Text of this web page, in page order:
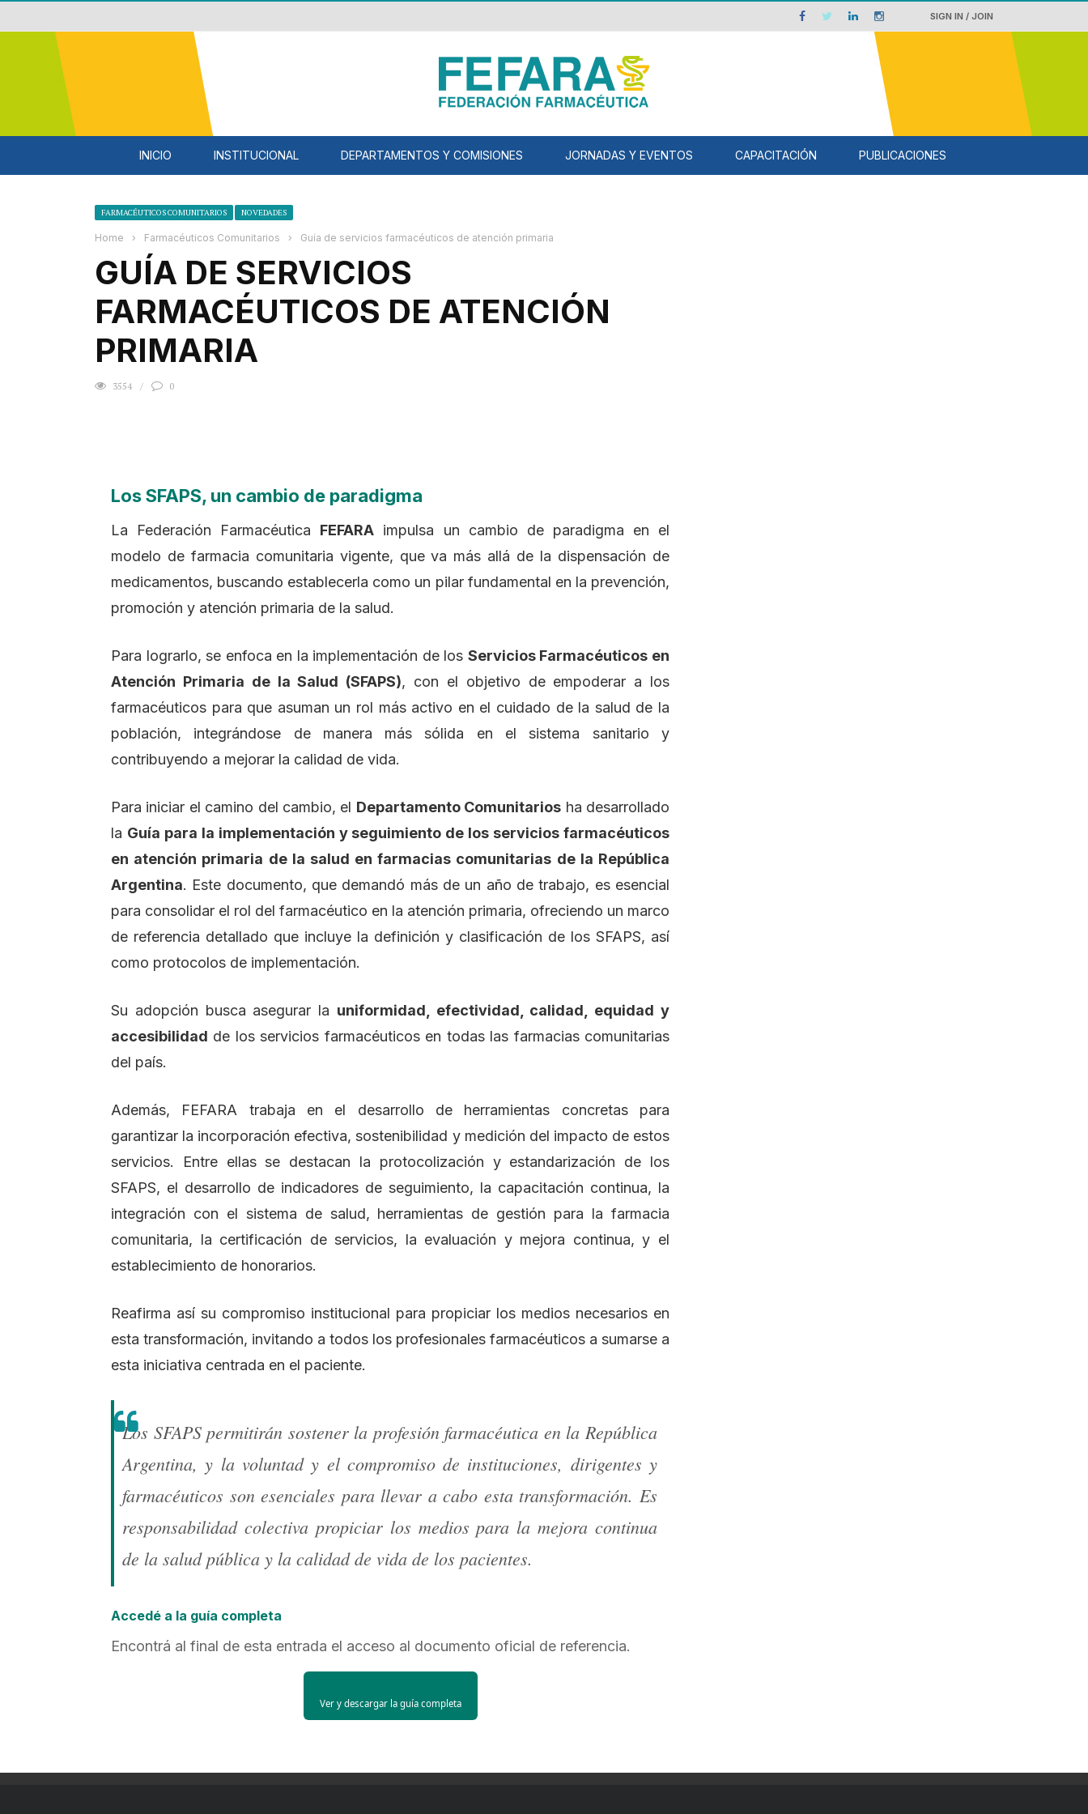
SIGN IN / JOIN
INICIO INSTITUCIONAL DEPARTAMENTOS Y COMISIONES JORNADAS Y EVENTOS CAPACITACIÓN PUBLICACIONES
FARMACÉUTICOS COMUNITARIOS NOVEDADES
Home › Farmacéuticos Comunitarios › Guía de servicios farmacéuticos de atención primaria
GUÍA DE SERVICIOS
FARMACÉUTICOS DE ATENCIÓN
PRIMARIA
3554 0
Los SFAPS, un cambio de paradigma
La Federación Farmacéutica FEFARA impulsa un cambio de paradigma en el
modelo de farmacia comunitaria vigente, que va más allá de la dispensación de
medicamentos, buscando establecerla como un pilar fundamental en la prevención,
promoción y atención primaria de la salud.
Para lograrlo, se enfoca en la implementación de los Servicios Farmacéuticos en
Atención Primaria de la Salud (SFAPS), con el objetivo de empoderar a los
farmacéuticos para que asuman un rol más activo en el cuidado de la salud de la
población, integrándose de manera más sólida en el sistema sanitario y
contribuyendo a mejorar la calidad de vida.
Para iniciar el camino del cambio, el Departamento Comunitarios ha desarrollado
la Guía para la implementación y seguimiento de los servicios farmacéuticos
en atención primaria de la salud en farmacias comunitarias de la República
Argentina. Este documento, que demandó más de un año de trabajo, es esencial
para consolidar el rol del farmacéutico en la atención primaria, ofreciendo un marco
de referencia detallado que incluye la definición y clasificación de los SFAPS, así
como protocolos de implementación.
Su adopción busca asegurar la uniformidad, efectividad, calidad, equidad y
accesibilidad de los servicios farmacéuticos en todas las farmacias comunitarias
del país.
Además, FEFARA trabaja en el desarrollo de herramientas concretas para
garantizar la incorporación efectiva, sostenibilidad y medición del impacto de estos
servicios. Entre ellas se destacan la protocolización y estandarización de los
SFAPS, el desarrollo de indicadores de seguimiento, la capacitación continua, la
integración con el sistema de salud, herramientas de gestión para la farmacia
comunitaria, la certificación de servicios, la evaluación y mejora continua, y el
establecimiento de honorarios.
Reafirma así su compromiso institucional para propiciar los medios necesarios en
esta transformación, invitando a todos los profesionales farmacéuticos a sumarse a
esta iniciativa centrada en el paciente.
Los SFAPS permitirán sostener la profesión farmacéutica en la República
Argentina, y la voluntad y el compromiso de instituciones, dirigentes y
farmacéuticos son esenciales para llevar a cabo esta transformación. Es
responsabilidad colectiva propiciar los medios para la mejora continua
de la salud pública y la calidad de vida de los pacientes.
Accedé a la guía completa
Encontrá al final de esta entrada el acceso al documento oficial de referencia.
Ver y descargar la guía completa